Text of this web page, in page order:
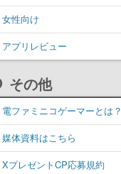
女性向け
アプリレビュー
その他
電ファミニコゲーマーとは？
媒体資料はこちら
XプレゼントCP応募規約